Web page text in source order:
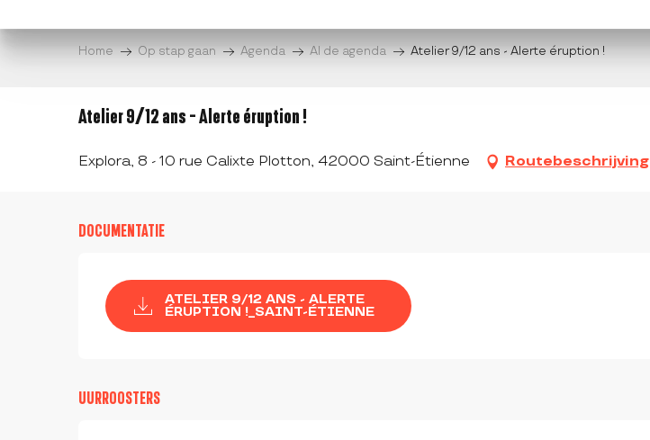
au
Home Op stap gaan Agenda Al de agenda Atelier 9/12 ans - Alerte éruption !
Atelier 9/12 ans - Alerte éruption !
Explora, 8 - 10 rue Calixte Plotton, 42000 Saint-Étienne Routebeschrijving
DOCUMENTATIE
ATELIER 9/12 ANS - ALERTE
ÉRUPTION !_SAINT-ÉTIENNE
UURROOSTERS